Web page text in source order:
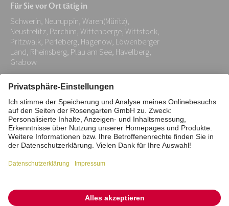
Adresse:
*
Für Sie vor Ort tätig in
Schwerin, Neuruppin, Waren(Müritz),
Neustrelitz, Parchim, Wittenberge, Wittstock,
Pritzwalk, Perleberg, Hagenow, Löwenberger
Land, Rheinsberg, Plau am See, Havelberg,
Grabow
Impressum Datenschutz
Stiftung
Interne Meldestelle
Zahlungsmittel
Barrierefreiheitserklärung
Vertrag widerrufen